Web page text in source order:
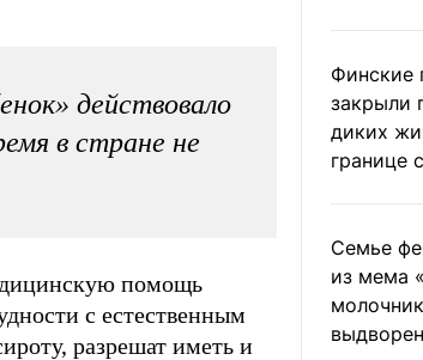
действовало
в стране не
помощь
с естественным
разрешат иметь и
Финские
закрыли
диких
границе
Семье
из мема